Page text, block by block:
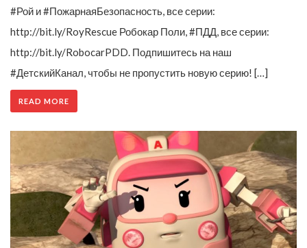
#Рой и #ПожарнаяБезопасность, все серии:
http://bit.ly/RoyRescue Робокар Поли, #ПДД, все серии:
http://bit.ly/RobocarPDD. Подпишитесь на наш
#ДетскийКанал, чтобы не пропустить новую серию! […]
READ MORE